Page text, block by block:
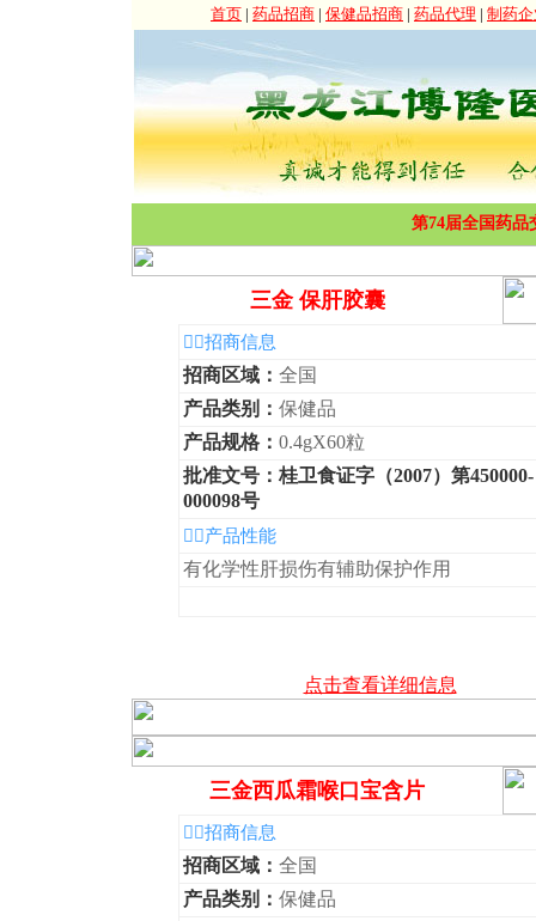
第74届全国药品
三金 保肝胶囊
◆招商信息
招商区域： 全国
产品类别： 保健品
产品规格： 0.4gX60粒
批准文号：桂卫食证字（2007）第450000-
000098号
◆产品性能
有化学性肝损伤有辅助保护作用
点击查看详细信息
三金西瓜霜喉口宝含片
◆招商信息
招商区域： 全国
产品类别： 保健品